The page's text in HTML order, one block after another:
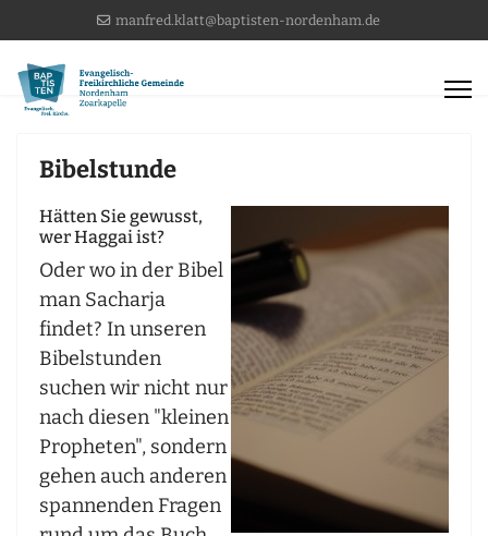
manfred.klatt@baptisten-nordenham.de
Bibelstunde
Hätten Sie gewusst,
wer Haggai ist?
Oder wo in der Bibel
man Sacharja
findet? In unseren
Bibelstunden
suchen wir nicht nur
nach diesen "kleinen
Propheten", sondern
gehen auch anderen
spannenden Fragen